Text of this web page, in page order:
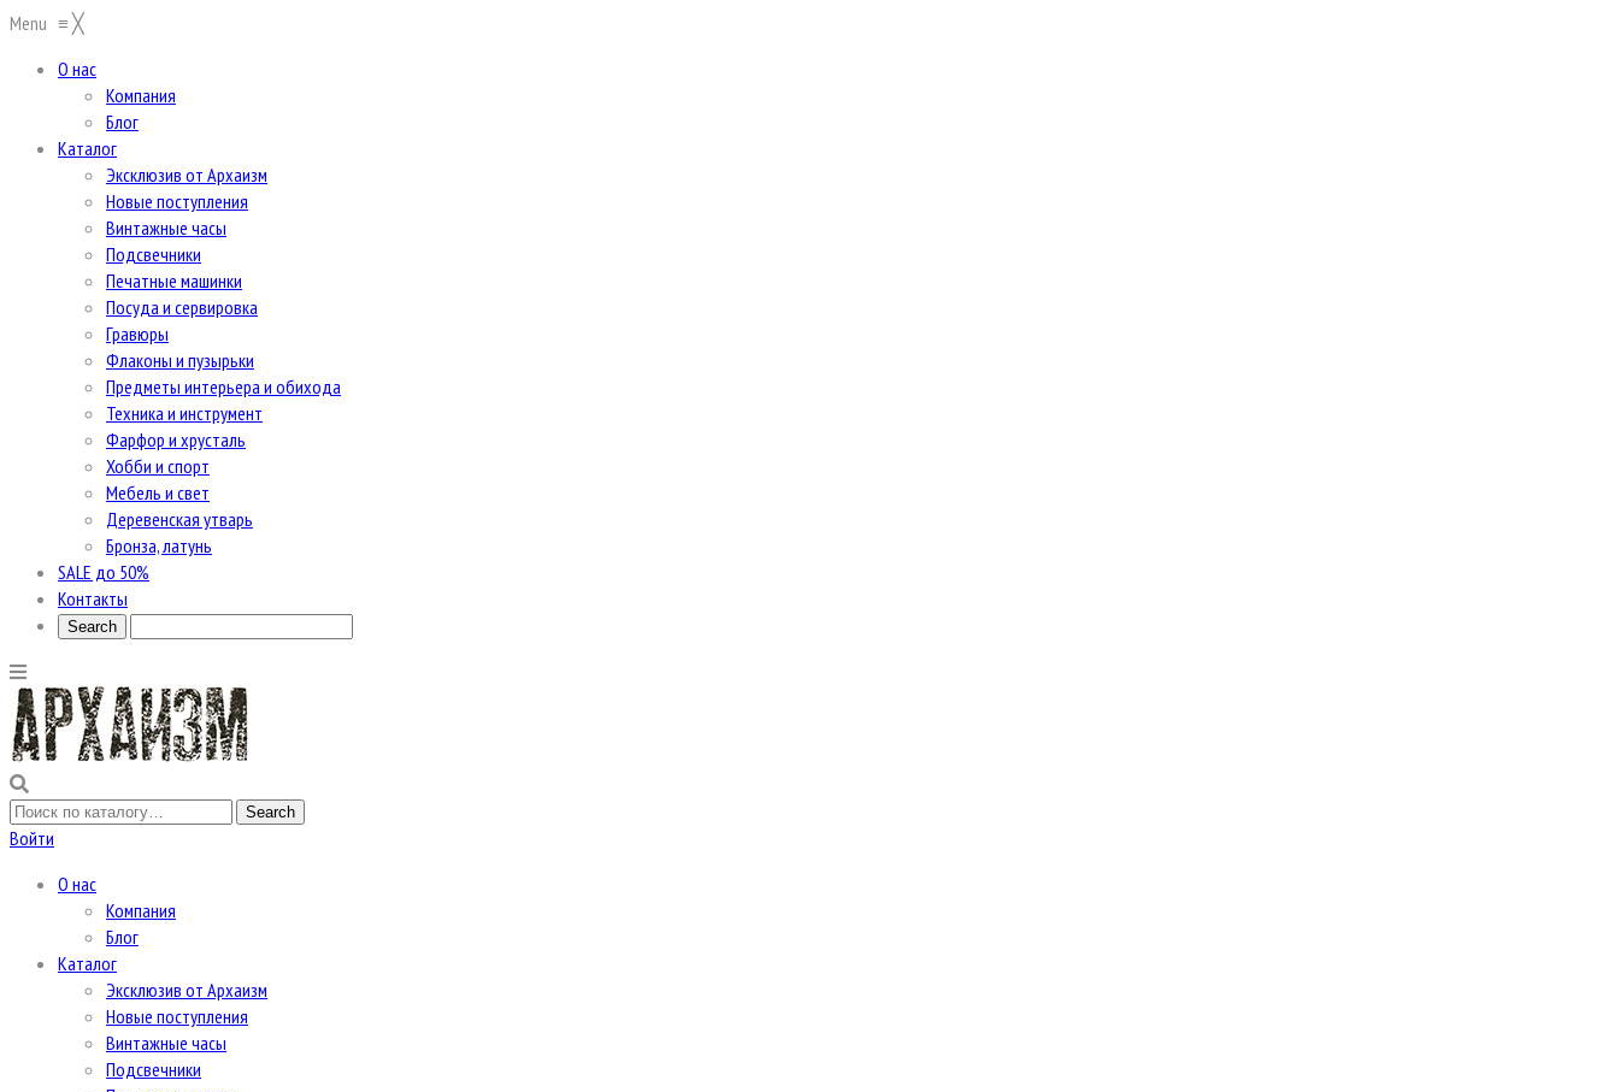
Menu ≡╳
О нас
Компания
Блог
Каталог
Эксклюзив от Архаизм
Новые поступления
Винтажные часы
Подсвечники
Печатные машинки
Посуда и сервировка
Гравюры
Флаконы и пузырьки
Предметы интерьера и обихода
Техника и инструмент
Фарфор и хрусталь
Хобби и спорт
Мебель и свет
Деревенская утварь
Бронза, латунь
SALE до 50%
Контакты
Войти
О нас
Компания
Блог
Каталог
Эксклюзив от Архаизм
Новые поступления
Винтажные часы
Подсвечники